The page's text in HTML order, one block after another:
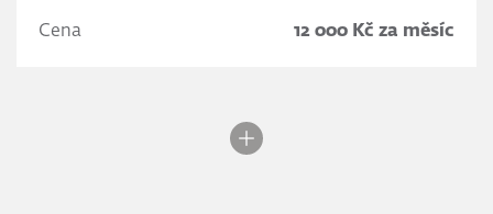
Cena 12 000 Kč za měsíc